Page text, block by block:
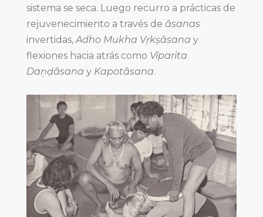
sistema se seca. Luego recurro a prácticas de
rejuvenecimiento a través de āsanas
invertidas, Adho Mukha Vṛkṣāsana y
flexiones hacia atrás como Vīparita
Daņḍāsana y Kapotāsana.